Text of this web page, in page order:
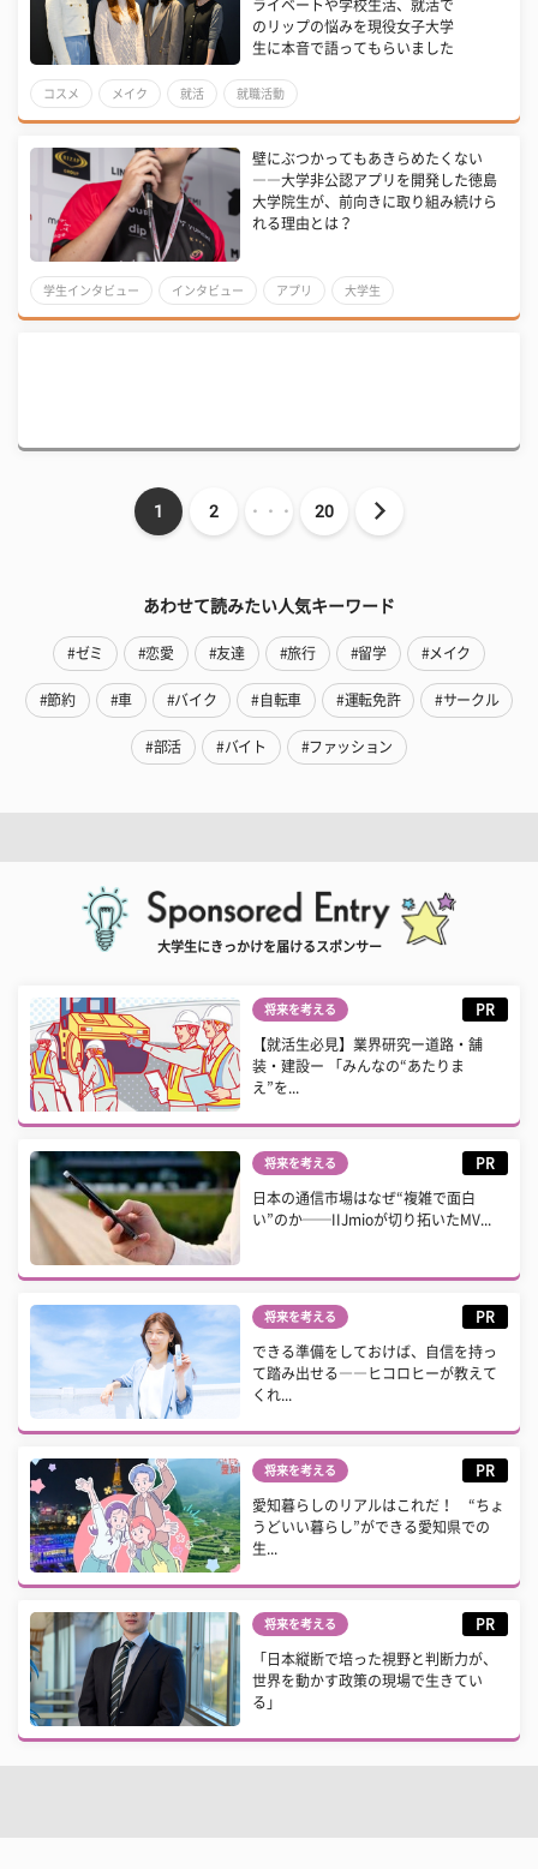
ライベートや学校生活、就活で
のリップの悩みを現役女子大学
生に本音で語ってもらいました
コスメ メイク 就活 就職活動
壁にぶつかってもあきらめたくない
――大学非公認アプリを開発した徳島
大学院生が、前向きに取り組み続けら
れる理由とは？
学生インタビュー インタビュー アプリ 大学生
1 2 ・・・ 20
あわせて読みたい人気キーワード
#ゼミ #恋愛 #友達 #旅行 #留学 #メイク
#節約 #車 #バイク #自転車 #運転免許 #サークル
#部活 #バイト #ファッション
大学生にきっかけを届けるスポンサー
将来を考える PR
【就活生必見】業界研究ー道路・舗
装・建設ー 「みんなの“あたりま
え”を...
将来を考える PR
日本の通信市場はなぜ“複雑で面白
い”のか──IIJmioが切り拓いたMV...
将来を考える PR
できる準備をしておけば、自信を持っ
て踏み出せる――ヒコロヒーが教えて
くれ...
将来を考える PR
愛知暮らしのリアルはこれだ！ “ちょ
うどいい暮らし”ができる愛知県での
生...
将来を考える PR
「日本縦断で培った視野と判断力が、
世界を動かす政策の現場で生きてい
る」